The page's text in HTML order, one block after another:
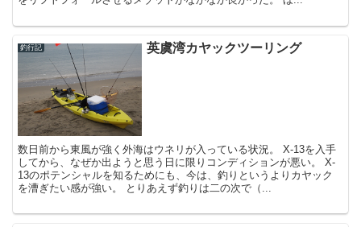
釣行記 英虞湾カヤックツーリング
数日前から東風が強く外海はウネリが入っている状況。 X-13を入手
してから、なぜか出ようと思う日に限りコンディションが悪い。 X-
13のポテンシャルを知るためにも、今は、釣りというよりカヤック
を漕ぎたい感が強い。 とりあえず釣りは二の次で（...